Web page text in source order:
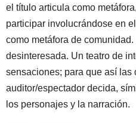
el título articula como
participar involucrándose en
como metáfora de
desinteresada. Un teatro de
sensaciones; para que así las
auditor/espectador decida,
los personajes y la narración.